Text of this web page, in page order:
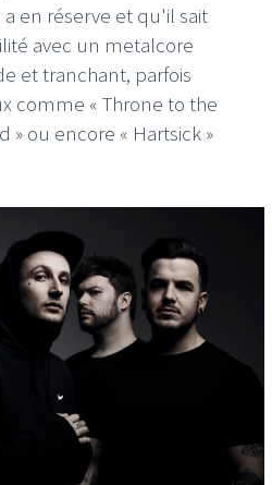
en réserve et qu'il sait
avec un metalcore
et tranchant, parfois
comme « Throne to the
» ou encore « Hartsick »